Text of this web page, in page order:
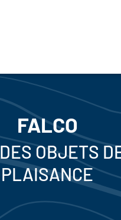
FALCO
OBJETS
PLAISANCE